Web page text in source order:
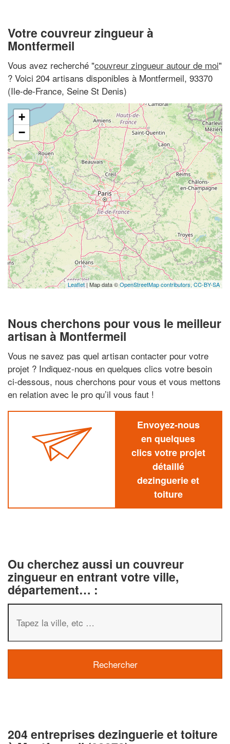
Votre couvreur zingueur à
Montfermeil
Vous avez recherché "couvreur zingueur autour de moi"
? Voici 204 artisans disponibles à Montfermeil, 93370
(Ile-de-France, Seine St Denis)
+
−
Leaflet| Map data ©OpenStreetMap contributors, CC-BY-SA
Nous cherchons pour vous le meilleur
artisan à Montfermeil
Vous ne savez pas quel artisan contacter pour votre
projet ? Indiquez-nous en quelques clics votre besoin
ci-dessous, nous cherchons pour vous et vous mettons
en relation avec le pro qu’il vous faut !
Envoyez-nous
en quelques
clics votre projet
détaillé
dezinguerie et
toiture
Ou cherchez aussi un couvreur
zingueur en entrant votre ville,
département… :
204 entreprises dezinguerie et toiture